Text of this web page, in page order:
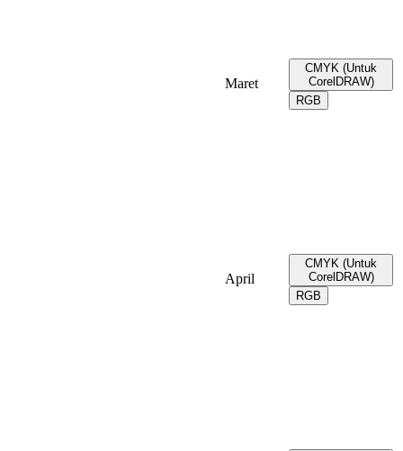
Maret
CMYK (Untuk
CorelDRAW)
RGB
April
CMYK (Untuk
CorelDRAW)
RGB